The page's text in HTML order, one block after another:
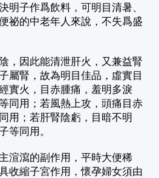
明子作爲飲料，可明目清暑、
祕的中老年人來說，不失爲盛
，因此能清泄肝火，又兼益腎
屬腎，故為明目佳品，虛實目
實火，目赤腫痛，羞明多淚
同用；若風熱上攻，頭痛目赤
用；若肝腎陰虧，目暗不明
等同用。
渲瀉的副作用，平時大便稀
收縮子宮作用，懷孕婦女須由